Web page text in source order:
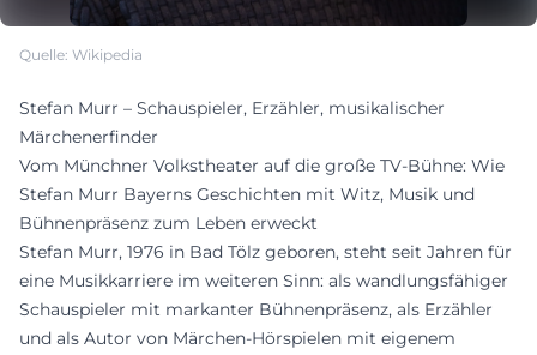
Quelle: Wikipedia
Stefan Murr – Schauspieler, Erzähler, musikalischer
Märchenerfinder
Vom Münchner Volkstheater auf die große TV-Bühne: Wie
Stefan Murr Bayerns Geschichten mit Witz, Musik und
Bühnenpräsenz zum Leben erweckt
Stefan Murr, 1976 in Bad Tölz geboren, steht seit Jahren für
eine Musikkarriere im weiteren Sinn: als wandlungsfähiger
Schauspieler mit markanter Bühnenpräsenz, als Erzähler
und als Autor von Märchen-Hörspielen mit eigenem